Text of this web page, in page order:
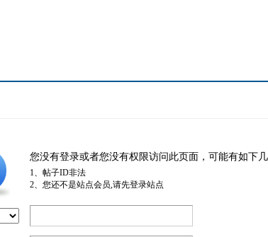
您没有登录或者您没有权限访问此页面，可能有如下
1、帖子ID非法
2、您还不是站点会员,请先登录站点